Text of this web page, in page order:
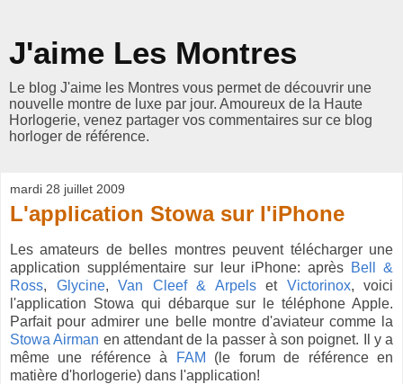
J'aime Les Montres
Le blog J'aime les Montres vous permet de découvrir une
nouvelle montre de luxe par jour. Amoureux de la Haute
Horlogerie, venez partager vos commentaires sur ce blog
horloger de référence.
mardi 28 juillet 2009
L'application Stowa sur l'iPhone
Les amateurs de belles montres peuvent télécharger une
application supplémentaire sur leur iPhone: après Bell &
Ross, Glycine, Van Cleef & Arpelset Victorinox, voici
l'application Stowa qui débarque sur le téléphone Apple.
Parfait pour admirer une belle montre d'aviateur comme la
Stowa Airman en attendant de la passer à son poignet. Il y a
même une référence à
FAM
(le forum de référence en
matière d'horlogerie) dans l'application!